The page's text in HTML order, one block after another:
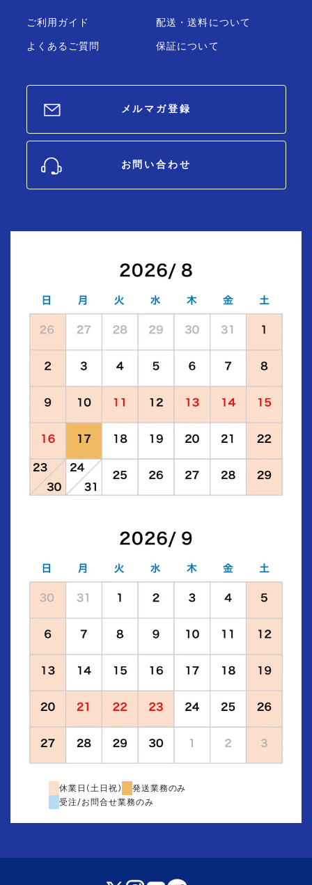
ご利用ガイド
よくあるご質問
配送・送料について
保証について
メルマガ登録
お問い合わせ
休業日(土日祝)
発送業務のみ
受注/お問合せ業務のみ